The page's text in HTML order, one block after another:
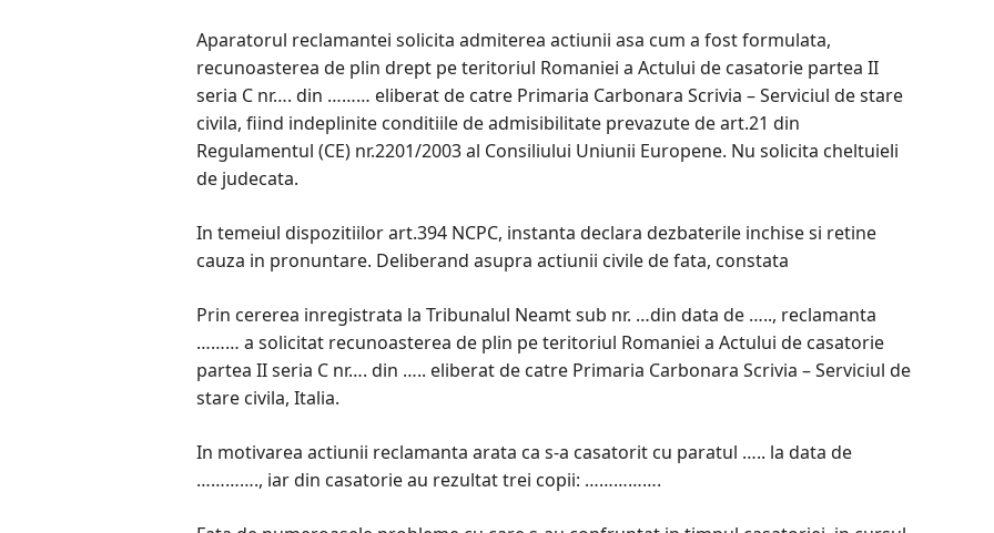
Aparatorul reclamantei solicita admiterea actiunii asa cum a fost formulata,
recunoasterea de plin drept pe teritoriul Romaniei a Actului de casatorie partea II
seria C nr…. din ……… eliberat de catre Primaria Carbonara Scrivia – Serviciul de stare
civila, fiind indeplinite conditiile de admisibilitate prevazute de art.21 din
Regulamentul (CE) nr.2201/2003 al Consiliului Uniunii Europene. Nu solicita cheltuieli
de judecata.
In temeiul dispozitiilor art.394 NCPC, instanta declara dezbaterile inchise si retine
cauza in pronuntare. Deliberand asupra actiunii civile de fata, constata
Prin cererea inregistrata la Tribunalul Neamt sub nr. …din data de ….., reclamanta
……… a solicitat recunoasterea de plin pe teritoriul Romaniei a Actului de casatorie
partea II seria C nr…. din ….. eliberat de catre Primaria Carbonara Scrivia – Serviciul de
stare civila, Italia.
In motivarea actiunii reclamanta arata ca s-a casatorit cu paratul ….. la data de
…………., iar din casatorie au rezultat trei copii: …………….